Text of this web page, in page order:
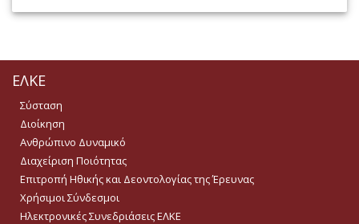
ΕΛΚΕ
Σύσταση
Διοίκηση
Ανθρώπινο Δυναμικό
Διαχείριση Ποιότητας
Επιτροπή Ηθικής και Δεοντολογίας της Έρευνας
Χρήσιμοι Σύνδεσμοι
Ηλεκτρονικές Συνεδριάσεις ΕΛΚΕ